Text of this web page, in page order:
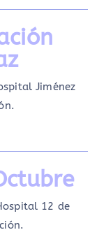
Jiménez
12 de